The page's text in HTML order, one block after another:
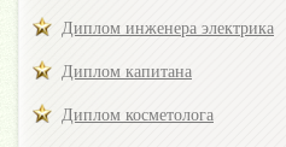
Диплом инженера электрика
Диплом капитана
Диплом косметолога